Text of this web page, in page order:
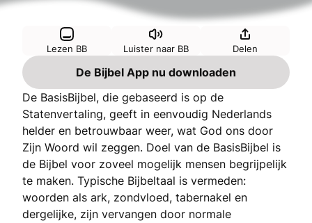
Lezen BB Luister naar BB Delen
De Bijbel App nu downloaden
De BasisBijbel, die gebaseerd is op de
Statenvertaling, geeft in eenvoudig Nederlands
helder en betrouwbaar weer, wat God ons door
Zijn Woord wil zeggen. Doel van de BasisBijbel is
de Bijbel voor zoveel mogelijk mensen begrijpelijk
te maken. Typische Bijbeltaal is vermeden:
woorden als ark, zondvloed, tabernakel en
dergelijke, zijn vervangen door normale